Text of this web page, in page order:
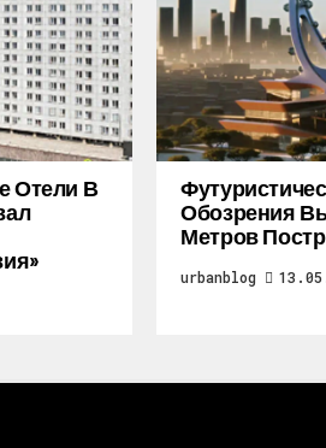
Отели В
Обозрения
Метров
urbanblog